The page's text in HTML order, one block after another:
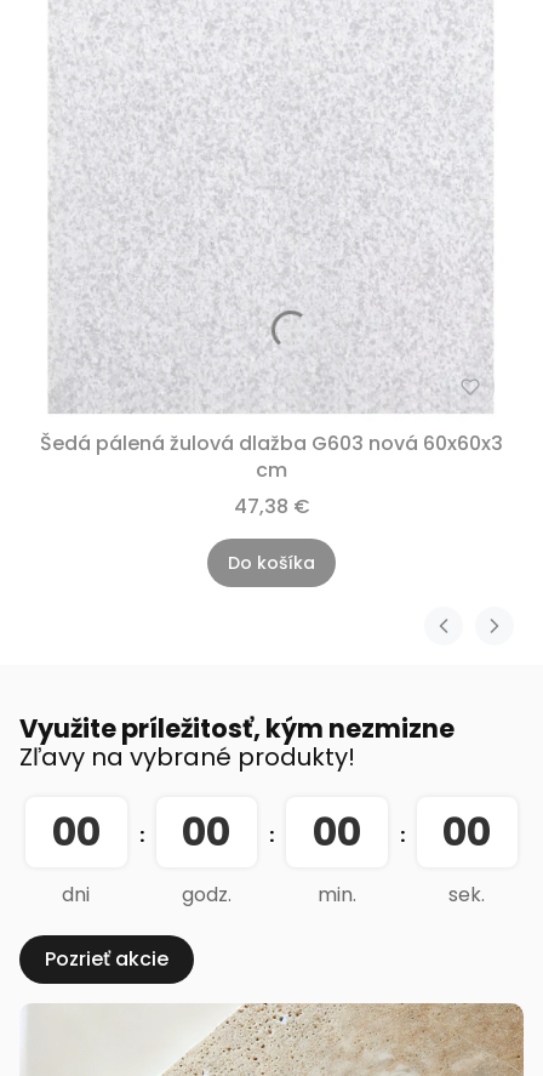
Šedá pálená žulová dlažba G603 nová 60x60x3
cm
47,38 €
Do košíka
Využite príležitosť, kým nezmizne
Zľavy na vybrané produkty!
00
dni
: 00
godz.
: 00
min.
: 00
sek.
Pozrieť akcie